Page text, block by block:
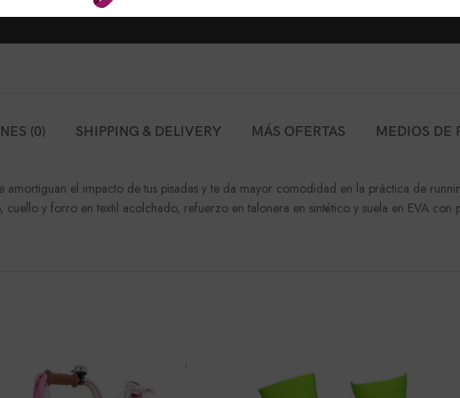
(0) SHIPPING & DELIVERY MÁS OFERTAS MEDIOS DE
amortiguan el impacto de tus pisadas y te da mayor comodidad en la práctica de
y forro en textil acolchado, refuerzo en talonera en sintético y suela en EVA con